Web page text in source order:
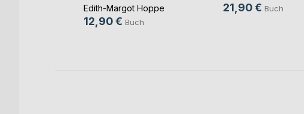
Edith-Margot Hoppe
12,90 € Buch
21,90 € Buch